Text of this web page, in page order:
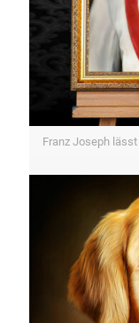
Franz Joseph